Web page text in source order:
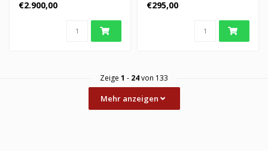
€2.900,00
bekannten schwedis..
€295,00
Zeige 1 - 24von 133
Mehr anzeigen